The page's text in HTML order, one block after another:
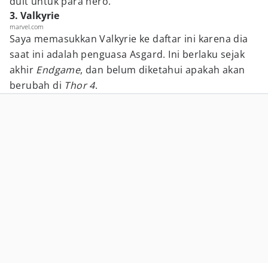
3. Valkyrie
marvel.com
Saya memasukkan Valkyrie ke daftar ini karena dia
saat ini adalah penguasa Asgard. Ini berlaku sejak
akhir Endgame, dan belum diketahui apakah akan
berubah di Thor 4.